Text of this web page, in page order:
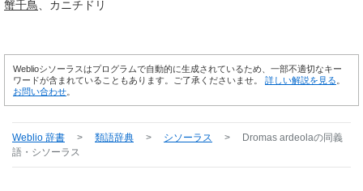
蟹千鳥 カニチドリ
Weblioシソーラスはプログラムで自動的に生成されているため、一部不適切なキー
ワードが含まれていることもあります。ご了承くださいませ。 詳しい解説を見る
お問い合わせ
Weblio 辞書 > 類語辞典 > シソーラス > Dromas ardeolaの同義
語・シソーラス